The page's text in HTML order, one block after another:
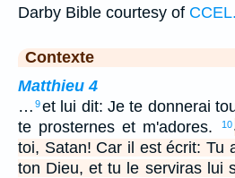
Darby Bible courtesy of
Contexte
Matthieu 4
… 9et lui dit: Je te donnerai
te prosternes et m'adores.
10
toi, Satan! Car il est écrit: Tu
ton Dieu, et tu le serviras lui